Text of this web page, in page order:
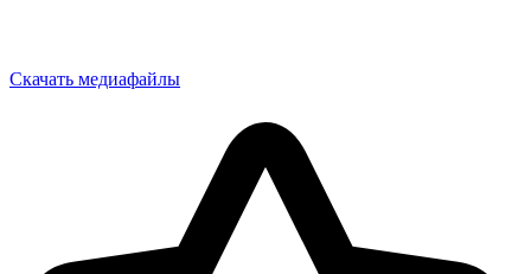
Скачать медиафайлы